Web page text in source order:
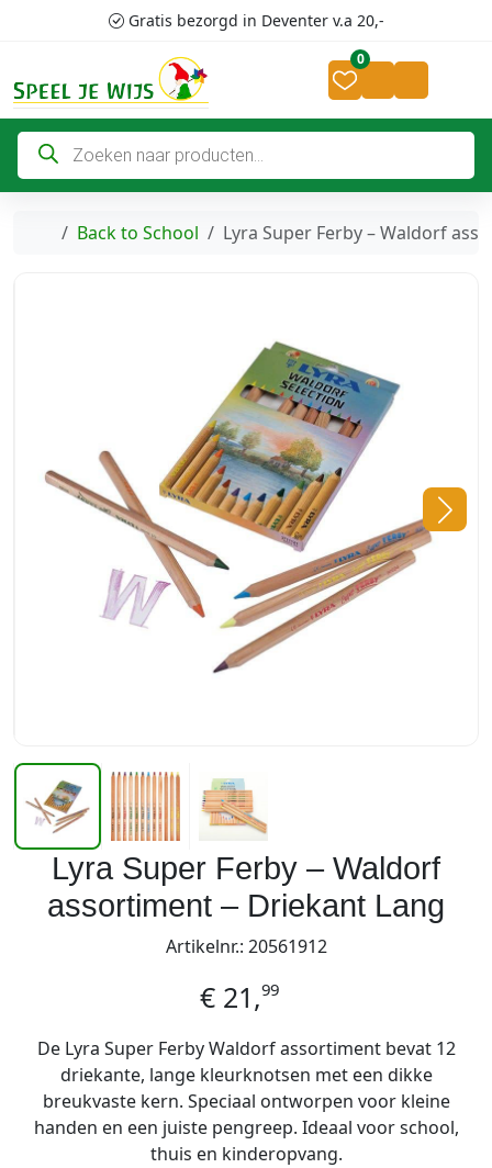
Skip to content
Skip to footer Gratis bezorgd in Deventer v.a 20,-
0
Account
Cart
P
o
d
Home
Back to School Lyra Super Ferby – Waldorf
Lyra Super Ferby – Waldorf
assortiment – Driekant Lang
Artikelnr.: 20561912
€ 21,99
De Lyra Super Ferby Waldorf assortiment bevat 12
driekante, lange kleurknotsen met een dikke
breukvaste kern. Speciaal ontworpen voor kleine
handen en een juiste pengreep. Ideaal voor school,
thuis en kinderopvang.